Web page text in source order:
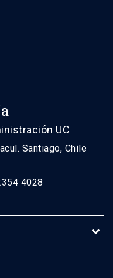
UC
Santiago, Chile
4028